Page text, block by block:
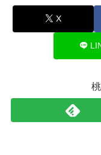
X